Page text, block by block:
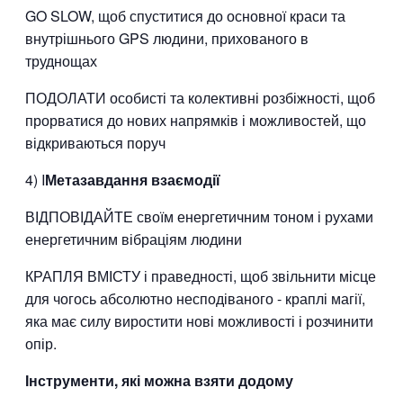
GO SLOW, щоб спуститися до основної краси та
внутрішнього GPS людини, прихованого в
труднощах
ПОДОЛАТИ особисті та колективні розбіжності, щоб
прорватися до нових напрямків і можливостей, що
відкриваються поруч
4) IМетазавдання взаємодії
ВІДПОВІДАЙТЕ своїм енергетичним тоном і рухами
енергетичним вібраціям людини
КРАПЛЯ ВМІСТУ і праведності, щоб звільнити місце
для чогось абсолютно несподіваного - краплі магії,
яка має силу виростити нові можливості і розчинити
опір.
Інструменти, які можна взяти додому